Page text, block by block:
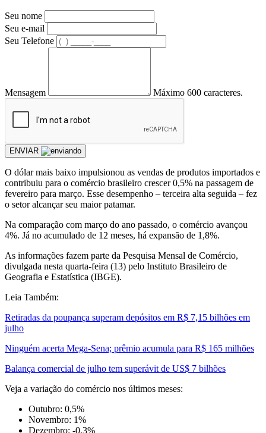
Seu nome
Seu e-mail
Seu Telefone
Mensagem Máximo 600 caracteres.
ENVIAR
O dólar mais baixo impulsionou as vendas de produtos importados e
contribuiu para o comércio brasileiro crescer 0,5% na passagem de
fevereiro para março. Esse desempenho – terceira alta seguida – fez
o setor alcançar seu maior patamar.
Na comparação com março do ano passado, o comércio avançou
4%. Já no acumulado de 12 meses, há expansão de 1,8%.
As informações fazem parte da Pesquisa Mensal de Comércio,
divulgada nesta quarta-feira (13) pelo Instituto Brasileiro de
Geografia e Estatística (IBGE).
Leia Também:
Retiradas da poupança superam depósitos em R$ 7,15 bilhões em
julho
Ninguém acerta Mega-Sena; prêmio acumula para R$ 165 milhões
Balança comercial de julho tem superávit de US$ 7 bilhões
Veja a variação do comércio nos últimos meses:
Outubro: 0,5%
Novembro: 1%
Dezembro: -0,3%